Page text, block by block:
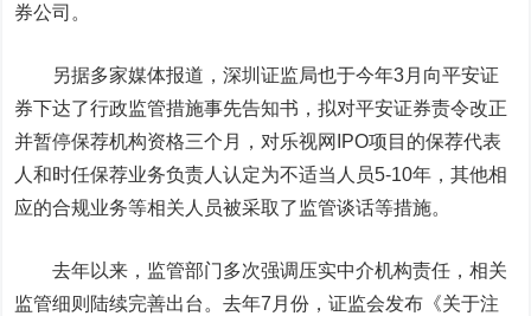
券公司。
另据多家媒体报道，深圳证监局也于今年3月向平安证
券下达了行政监管措施事先告知书，拟对平安证券责令改正
并暂停保荐机构资格三个月，对乐视网IPO项目的保荐代表
人和时任保荐业务负责人认定为不适当人员5-10年，其他相
应的合规业务等相关人员被采取了监管谈话等措施。
去年以来，监管部门多次强调压实中介机构责任，相关
监管细则陆续完善出台。去年7月份，证监会发布《关于注